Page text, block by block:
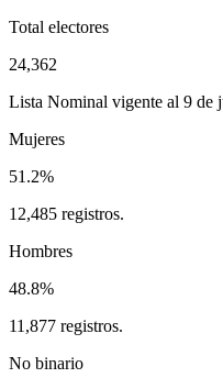
Total electores
24,362
Lista Nominal vigente al 9 de
Mujeres
51.2%
12,485 registros.
Hombres
48.8%
11,877 registros.
No binario